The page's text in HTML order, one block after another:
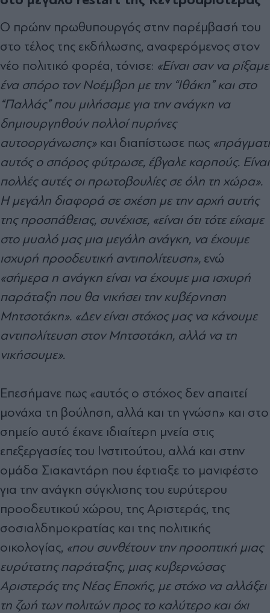
Ο πρώην πρωθυπουργός στην παρέμβασή του
στο τέλος της εκδήλωσης, αναφερόμενος στον
νέο πολιτικό φορέα, τόνισε: «Είναι σαν να ρίξαμε
ένα σπόρο τον Νοέμβρη με την “Ιθάκη” και στο
“Παλλάς” που μιλήσαμε για την ανάγκη να
δημιουργηθούν πολλοί πυρήνες
αυτοοργάνωσης»και διαπίστωσε πως «πράγματι
αυτός ο σπόρος φύτρωσε, έβγαλε καρπούς. Είναι
πολλές αυτές οι πρωτοβουλίες σε όλη τη χώρα».
Η μεγάλη διαφορά σε σχέση με την αρχή αυτής
της προσπάθειας, συνέχισε, «είναι ότι τότε είχαμε
στο μυαλό μας μια μεγάλη ανάγκη, να έχουμε
ισχυρή προοδευτική αντιπολίτευση», ενώ
«σήμερα η ανάγκη είναι να έχουμε μια ισχυρή
παράταξη που θα νικήσει την κυβέρνηση
Μητσοτάκη». «Δεν είναι στόχος μας να κάνουμε
αντιπολίτευση στον Μητσοτάκη, αλλά να τη
νικήσουμε».
Επεσήμανε πως «αυτός ο στόχος δεν απαιτεί
μονάχα τη βούληση, αλλά και τη γνώση» και στο
σημείο αυτό έκανε ιδιαίτερη μνεία στις
επεξεργασίες του Ινστιτούτου, αλλά και στην
ομάδα Σιακαντάρη που έφτιαξε το μανιφέστο
για την ανάγκη σύγκλισης του ευρύτερου
προοδευτικού χώρου, της Αριστεράς, της
σοσιαλδημοκρατίας και της πολιτικής
οικολογίας, «που συνθέτουν την προοπτική μιας
ευρύτατης παράταξης, μιας κυβερνώσας
Αριστεράς της Νέας Εποχής, με στόχο να αλλάξει
τη ζωή των πολιτών προς το καλύτερο και όχι